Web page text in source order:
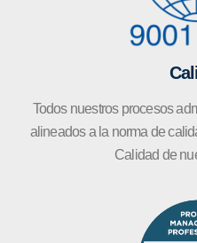
Todos nuestros procesos
alineados a la norma de
Calidad de